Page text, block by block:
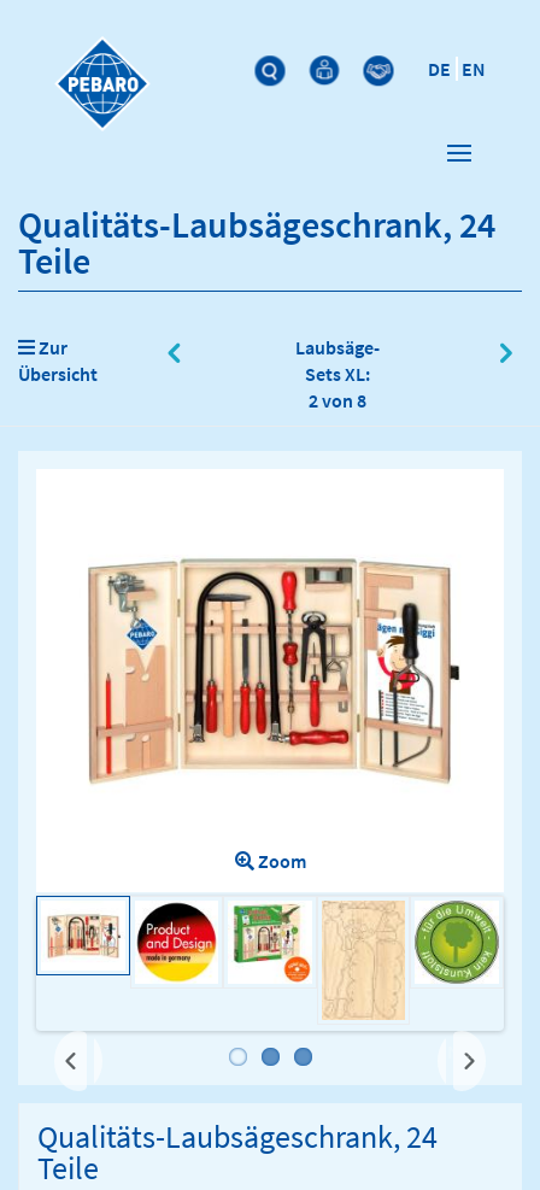
DE EN
Qualitäts-Laubsägeschrank, 24
Teile
Zur
Übersicht
Laubsäge-
Sets XL:
2 von 8
Zoom
Next
Qualitäts-Laubsägeschrank, 24
Teile